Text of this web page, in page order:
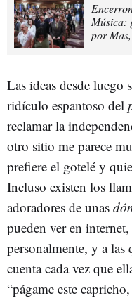
Música:
por
Las ideas desde luego
ridículo espantoso del
reclamar la
otro sitio me parece
prefiere el gotelé y
Incluso existen los
adoradores de unas
pueden ver en
personalmente, y a las
cuenta cada vez que
“págame este